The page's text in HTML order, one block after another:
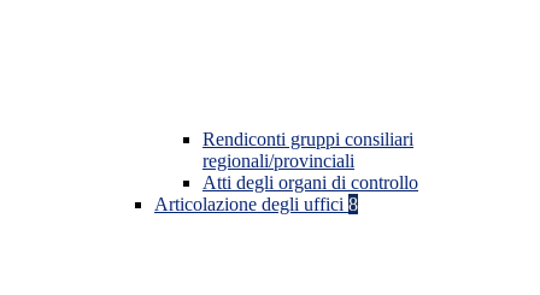
Rendiconti gruppi consiliari
regionali/provinciali
Atti degli organi di controllo
Articolazione degli uffici 8